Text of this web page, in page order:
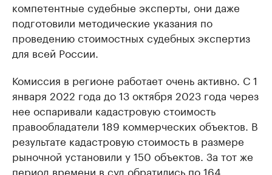
компетентные судебные эксперты, они даже
подготовили методические указания по
проведению стоимостных судебных экспертиз
для всей России.
Комиссия в регионе работает очень активно. С 1
января 2022 года до 13 октября 2023 года через
нее оспаривали кадастровую стоимость
правообладатели 189 коммерческих объектов. В
результате кадастровую стоимость в размере
рыночной установили у 150 объектов. За тот же
период времени в суд обратились по 164